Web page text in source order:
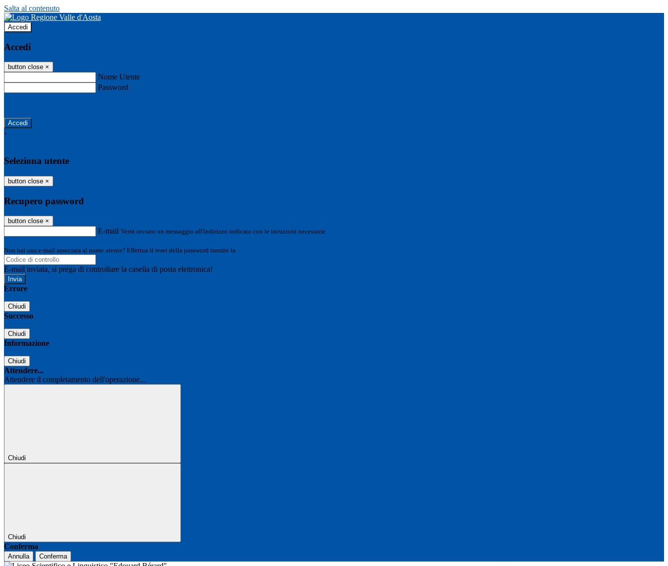
Salta al contenuto
Accedi
Accedi
button close ×
Nome Utente
Password
-
Seleziona utente
button close ×
Recupero password
button close ×
E-mail Verrà inviato un messaggio all'indirizzo indicato con le istruzioni necessarie.
Non hai una e-mail associata al nome utente? Effettua il reset della password tramite la
E-mail inviata, si prega di controllare la casella di posta elettronica!
Errore
Chiudi
Successo
Chiudi
Informazione
Chiudi
Attendere...
Attendere il completamento dell'operazione...
Chiudi
Chiudi
Conferma
Annulla Conferma